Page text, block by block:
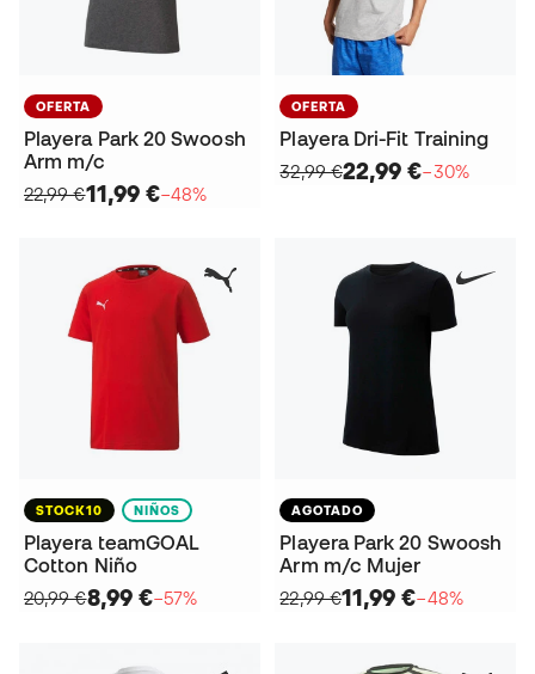
OFERTA
Playera Park 20 Swoosh
Arm m/c
22,99 €11,99 €−48%
OFERTA
Playera Dri-Fit Training
32,99 €22,99 €−30%
STOCK10 NIÑOS
Playera teamGOAL
Cotton Niño
20,99 €8,99 €−57%
AGOTADO
Playera Park 20 Swoosh
Arm m/c Mujer
22,99 €11,99 €−48%